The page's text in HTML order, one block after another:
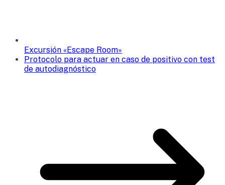
Excursión «Escape Room»
Protocolo para actuar en caso de positivo con test
de autodiagnóstico